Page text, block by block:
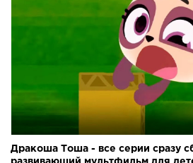
Дракоша Тоша - все серии сразу